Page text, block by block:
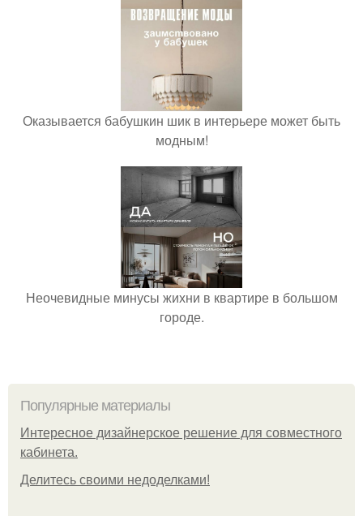
Оказывается бабушкин шик в интерьере может быть
модным!
Неочевидные минусы жихни в квартире в большом
городе.
Популярные материалы
Интересное дизайнерское решение для совместного
кабинета.
Делитесь своими недоделками!